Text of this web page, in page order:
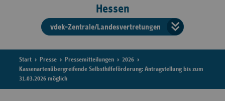
Hessen
vdek-Zentrale/Landesvertretungen
der
Start Presse Pressemitteilungen
2026
Kassenartenübergreifende Selbsthilfeförderung: Antragstellung bis zum
31.03.2026 möglich